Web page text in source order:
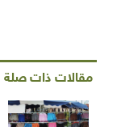
مقالات ذات صلة